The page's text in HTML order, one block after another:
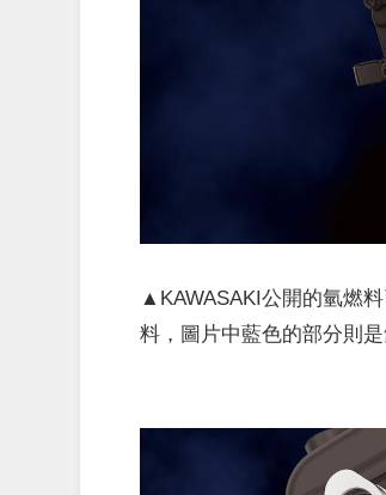
▲KAWASAKI公開的氫燃
料，圖片中藍色的部分則是